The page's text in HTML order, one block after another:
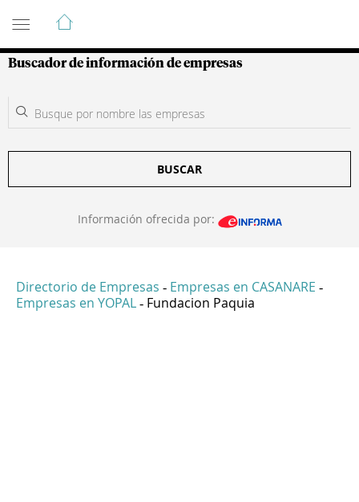
Guía de Empresas Colombianas
Buscador de información de empresas
BUSCAR
Información ofrecida por:
Directorio de Empresas - Empresas en CASANARE -
Empresas en YOPAL - Fundacion Paquia